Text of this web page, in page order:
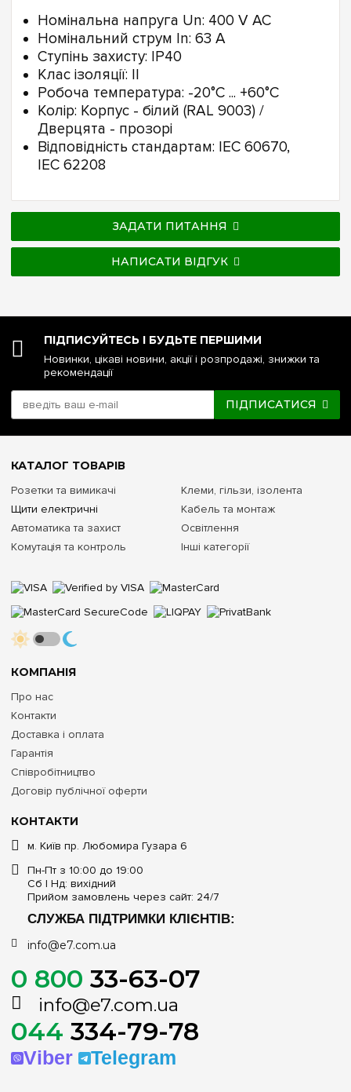
Номінальна напруга Un: 400 V AC
Номінальний струм In: 63 А
Ступінь захисту: IP40
Клас ізоляції: II
Робоча температура: -20°C ... +60°C
Колір: Корпус - білий (RAL 9003) /
Дверцята - прозорі
Відповідність стандартам: IEC 60670,
IEC 62208
ЗАДАТИ ПИТАННЯ
НАПИСАТИ ВІДГУК
ПІДПИСУЙТЕСЬ І БУДЬТЕ ПЕРШИМИ
Новинки, цікаві новини, акції і розпродажі, знижки та
рекомендації
ПІДПИСАТИСЯ
КОНТАКТИ
м. Київ пр. Любомира Гузара 6
Пн-Пт з 10:00 до 19:00
Сб | Нд: вихідний
Прийом замовлень через сайт: 24/7
СЛУЖБА ПІДТРИМКИ КЛІЄНТІВ:
info@e7.com.ua
0 800 33-63-07
info@e7.com.ua
044 334-79-78
Viber Telegram
КОМПАНІЯ
Про нас
Контакти
Доставка і оплата
Гарантія
Співробітництво
Договір публічної оферти
КАТАЛОГ ТОВАРІВ
Розетки та вимикачі
Щити електричні
Автоматика та захист
Комутація та контроль
Клеми, гільзи, ізолента
Кабель та монтаж
Освітлення
Інші категорії